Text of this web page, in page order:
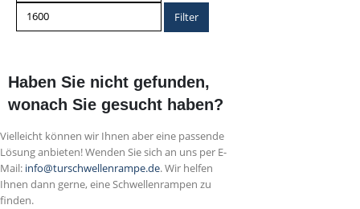
Filter
Haben Sie nicht gefunden,
wonach Sie gesucht haben?
Vielleicht können wir Ihnen aber eine passende
Lösung anbieten! Wenden Sie sich an uns per E-
Mail: info@turschwellenrampe.de. Wir helfen
Ihnen dann gerne, eine Schwellenrampen zu
finden.